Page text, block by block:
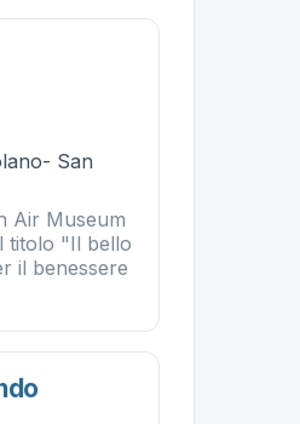
San
Air Museum
titolo "Il bello
il benessere